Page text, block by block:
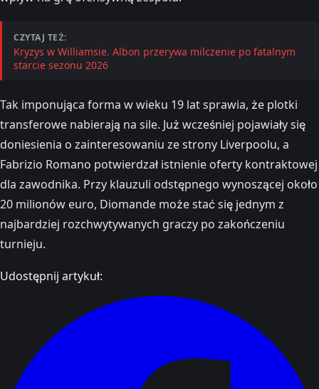
CZYTAJ TEŻ:
Kryzys w Williamsie. Albon przerywa milczenie po fatalnym
starcie sezonu 2026
Tak imponująca forma w wieku 19 lat sprawia, że plotki
transferowe nabierają na sile. Już wcześniej pojawiały się
doniesienia o zainteresowaniu ze strony Liverpoolu, a
Fabrizio Romano potwierdzał istnienie oferty kontraktowej
dla zawodnika. Przy klauzuli odstępnego wynoszącej około
20 milionów euro, Diomande może stać się jednym z
najbardziej rozchwytywanych graczy po zakończeniu
turnieju.
Udostępnij artykuł: